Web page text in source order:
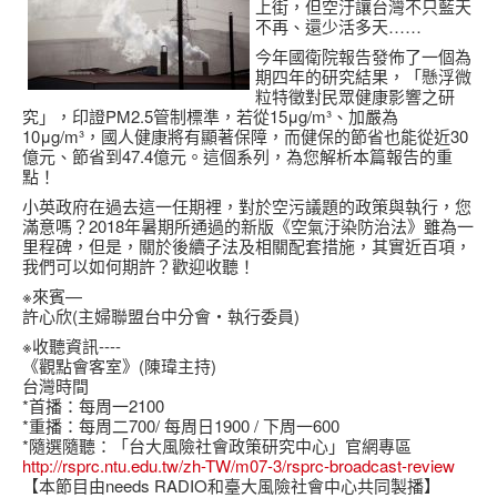
上街，但空汙讓台灣不只藍天
不再、還少活多天……
今年國衛院報告發佈了一個為
期四年的研究結果，「懸浮微
粒特徵對民眾健康影響之研
究」，印證PM2.5管制標準，若從15μg/m³、加嚴為
10μg/m³，國人健康將有顯著保障，而健保的節省也能從近30
億元、節省到47.4億元。這個系列，為您解析本篇報告的重
點！
小英政府在過去這一任期裡，對於空污議題的政策與執行，您
滿意嗎？2018年暑期所通過的新版《空氣汙染防治法》雖為一
里程碑，但是，關於後續子法及相關配套措施，其實近百項，
我們可以如何期許？歡迎收聽！
※來賓—
許心欣(主婦聯盟台中分會‧執行委員)
※收聽資訊----
《觀點會客室》(陳瑋主持)
台灣時間
*首播：每周一2100
*重播：每周二700/ 每周日1900 / 下周一600
*隨選隨聽：「台大風險社會政策研究中心」官網專區
http://rsprc.ntu.edu.tw/zh-TW/m07-3/rsprc-broadcast-review
【本節目由needs RADIO和臺大風險社會中心共同製播】